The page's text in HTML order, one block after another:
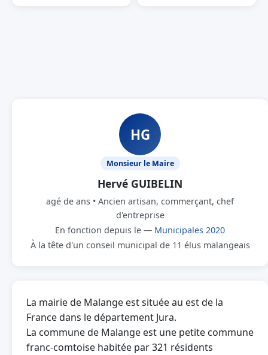
HG
Monsieur le Maire
Hervé GUIBELIN
agé de ans • Ancien artisan, commerçant, chef
d'entreprise
En fonction depuis le — Municipales 2020
À la tête d'un conseil municipal de 11 élus malangeais
La mairie de Malange est située au est de la
France dans le département Jura.
La commune de Malange est une petite commune
franc-comtoise habitée par 321 résidents